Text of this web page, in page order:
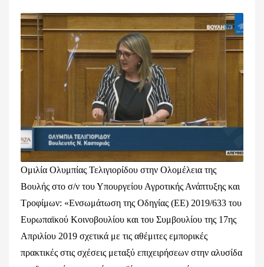
Ομιλία Ολυμπίας Τελιγιορίδου στην Ολομέλεια της
Βουλής στο σ/ν του Υπουργείου Αγροτικής Ανάπτυξης και
Τροφίμων: «Ενσωμάτωση της Οδηγίας (ΕΕ) 2019/633 του
Ευρωπαϊκού Κοινοβουλίου και του Συμβουλίου της 17ης
Απριλίου 2019 σχετικά με τις αθέμιτες εμπορικές
πρακτικές στις σχέσεις μεταξύ επιχειρήσεων στην αλυσίδα